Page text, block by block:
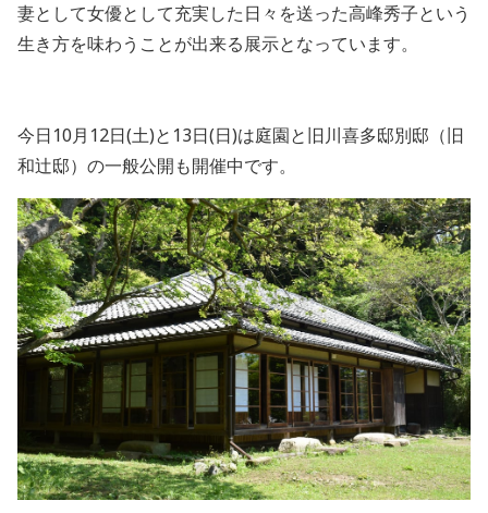
妻として女優として充実した日々を送った高峰秀子という
生き方を味わうことが出来る展示となっています。
今日10月12日(土)と13日(日)は庭園と旧川喜多邸別邸（旧
和辻邸）の一般公開も開催中です。